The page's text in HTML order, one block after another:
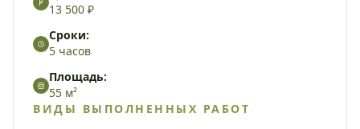
13 500 ₽
Сроки:
5 часов
Площадь:
55 м²
ВИДЫ ВЫПОЛНЕННЫХ РАБОТ